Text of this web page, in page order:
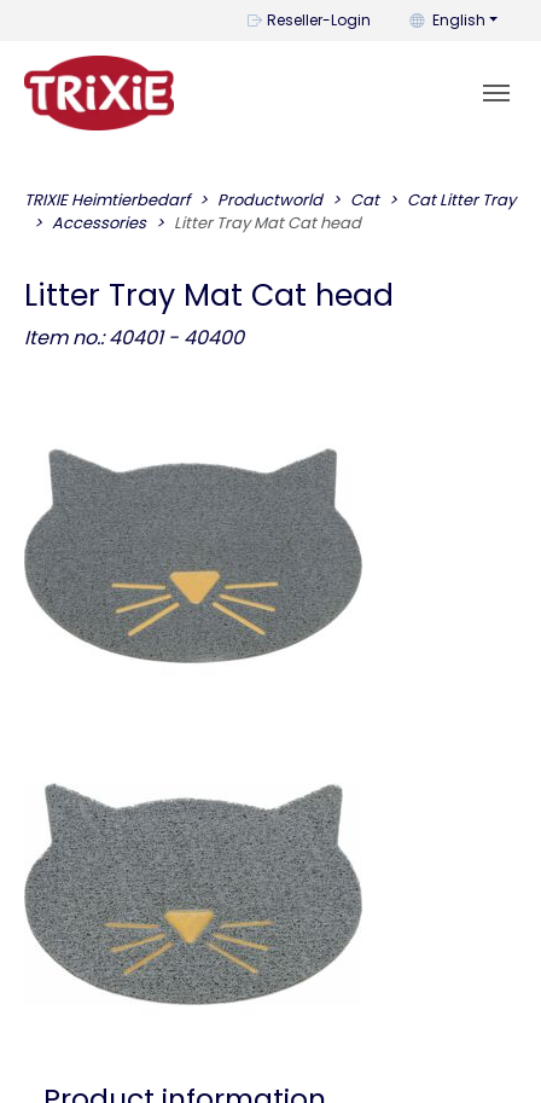
Reseller-Login You can
English
TRIXIE Heimtierbedarf Productworld Cat
Cat Litter Tray
Accessories
Litter Tray Mat Cat head
Litter Tray Mat Cat head
Item no.: 40401 - 40400